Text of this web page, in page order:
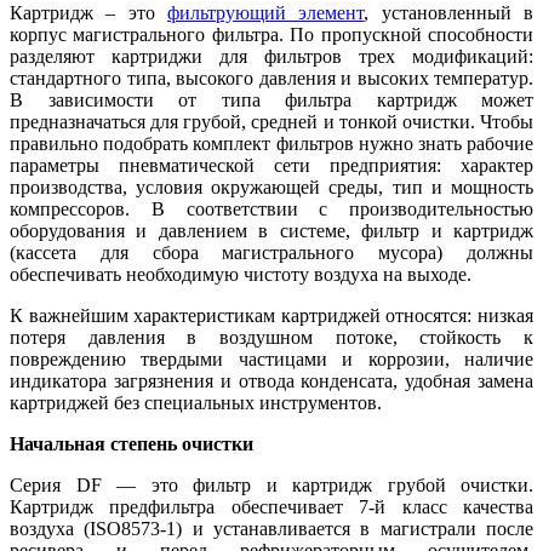
Картридж – это фильтрующий элемент, установленный в
корпус магистрального фильтра. По пропускной способности
разделяют картриджи для фильтров трех модификаций:
стандартного типа, высокого давления и высоких температур.
В зависимости от типа фильтра картридж может
предназначаться для грубой, средней и тонкой очистки. Чтобы
правильно подобрать комплект фильтров нужно знать рабочие
параметры пневматической сети предприятия: характер
производства, условия окружающей среды, тип и мощность
компрессоров. В соответствии с производительностью
оборудования и давлением в системе, фильтр и картридж
(кассета для сбора магистрального мусора) должны
обеспечивать необходимую чистоту воздуха на выходе.
К важнейшим характеристикам картриджей относятся: низкая
потеря давления в воздушном потоке, стойкость к
повреждению твердыми частицами и коррозии, наличие
индикатора загрязнения и отвода конденсата, удобная замена
картриджей без специальных инструментов.
Начальная степень очистки
Серия DF — это фильтр и картридж грубой очистки.
Картридж предфильтра обеспечивает 7-й класс качества
воздуха (ISO8573-1) и устанавливается в магистрали после